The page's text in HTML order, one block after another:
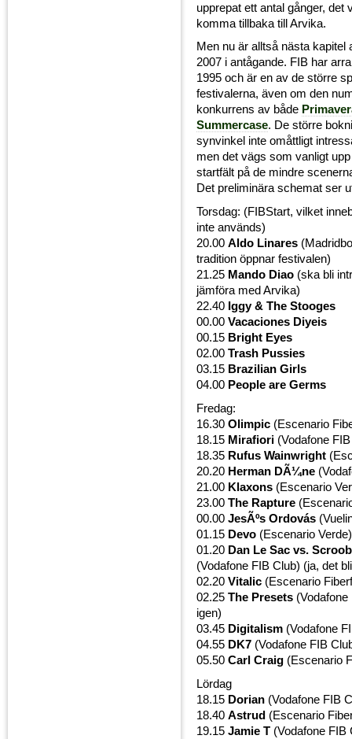
upprepat ett antal gånger, det
komma tillbaka till Arvika.
Men nu är alltså nästa kapitel
2007 i antågande. FIB har
1995 och är en av de större
festivalerna, även om den
konkurrens av både
Summercase. De större
synvinkel inte omåttligt
men det vägs som vanligt
startfält på de mindre
Det preliminära schemat ser
Torsdag: (FIBStart, vilket
inte används)
20.00 Aldo Linares
tradition öppnar festivalen)
21.25 Mando Diao (ska bli
jämföra med Arvika)
22.40 Iggy & The Stooges
00.00 Vacaciones Diyeis
00.15 Bright Eyes
02.00 Trash Pussies
03.15 Brazilian Girls
04.00 People are Germs
Fredag:
16.30 Olimpic (Escenario
18.15 Mirafiori (Vodafone
18.35 Rufus Wainwright
20.20 Herman DÃ¼ne
21.00 Klaxons (Escenario
23.00 The Rapture
00.00 JesÃºs Ordovás
01.15 Devo (Escenario Verde)
01.20 Dan Le Sac vs.
(Vodafone FIB Club) (ja, det
02.20 Vitalic (Escenario
02.25 The Presets
igen)
03.45 Digitalism (Vodafone
04.55 DK7 (Vodafone FIB
05.50 Carl Craig (Escenario
Lördag
18.15 Dorian (Vodafone FIB
18.40 Astrud (Escenario
19.15 Jamie T (Vodafone FIB